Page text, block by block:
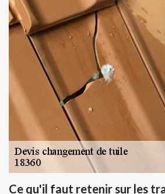
Ce qu'il faut retenir sur les